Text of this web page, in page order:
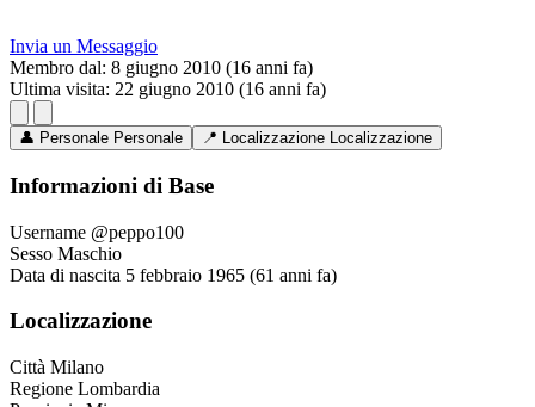
Invia un Messaggio
Membro dal: 8 giugno 2010 (16 anni fa)
Ultima visita: 22 giugno 2010 (16 anni fa)
👤 Personale Personale 📍 Localizzazione Localizzazione
Informazioni di Base
Username @peppo100
Sesso Maschio
Data di nascita 5 febbraio 1965 (61 anni fa)
Localizzazione
Città Milano
Regione Lombardia